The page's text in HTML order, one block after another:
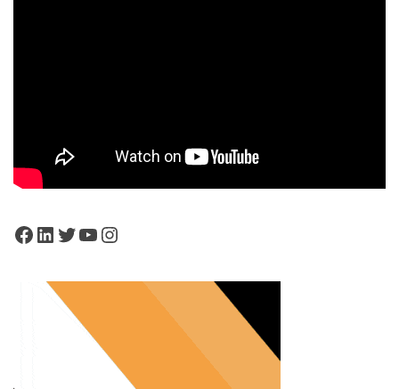
Facebook
LinkedIn
Twitter
YouTube
Instagram